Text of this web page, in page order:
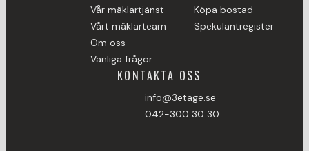
Vår mäklartjänst
Vårt mäklarteam
Om oss
Vanliga frågor
Köpa bostad
Spekulantregister
KONTAKTA OSS
info@3etage.se
042-300 30 30